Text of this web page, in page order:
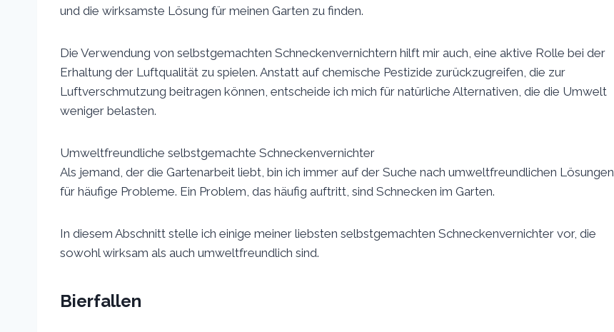
und die wirksamste Lösung für meinen Garten zu finden.
Die Verwendung von selbstgemachten Schneckenvernichtern hilft mir auch, eine aktive Rolle bei der
Erhaltung der Luftqualität zu spielen. Anstatt auf chemische Pestizide zurückzugreifen, die zur
Luftverschmutzung beitragen können, entscheide ich mich für natürliche Alternativen, die die Umwelt
weniger belasten.
Umweltfreundliche selbstgemachte Schneckenvernichter
Als jemand, der die Gartenarbeit liebt, bin ich immer auf der Suche nach umweltfreundlichen Lösungen
für häufige Probleme. Ein Problem, das häufig auftritt, sind Schnecken im Garten.
In diesem Abschnitt stelle ich einige meiner liebsten selbstgemachten Schneckenvernichter vor, die
sowohl wirksam als auch umweltfreundlich sind.
Bierfallen